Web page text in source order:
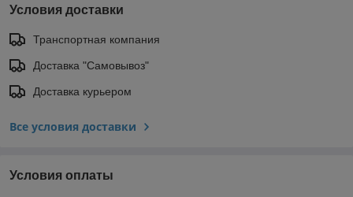
Условия доставки
Транспортная компания
Доставка "Самовывоз"
Доставка курьером
Все условия доставки
Условия оплаты